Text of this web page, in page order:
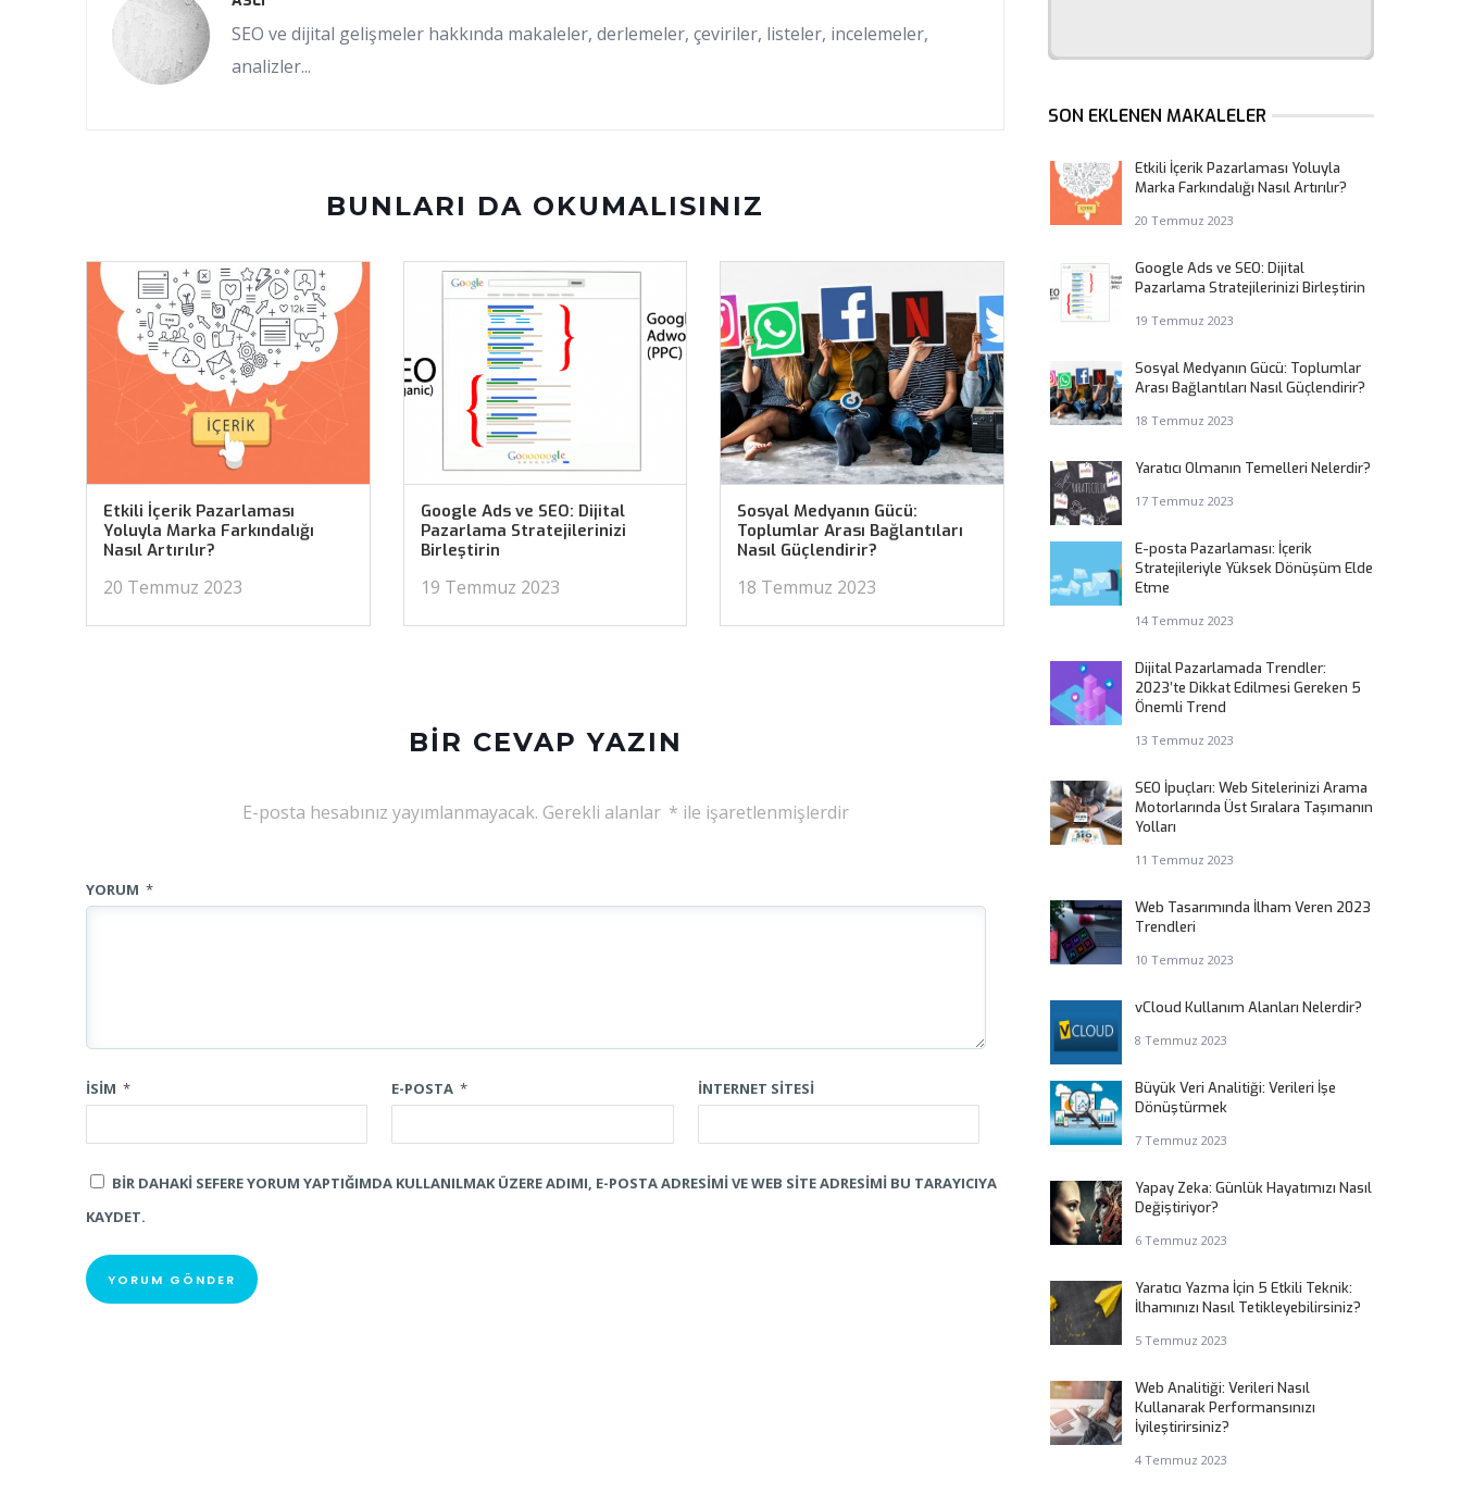
SEO ve dijital gelişmeler hakkında makaleler, derlemeler, çeviriler, listeler, incelemeler,
analizler...
BUNLARI DA OKUMALISINIZ
Etkili İçerik Pazarlaması
Yoluyla Marka Farkındalığı
Nasıl Artırılır?
20 Temmuz 2023
Google Ads ve SEO: Dijital
Pazarlama Stratejilerinizi
Birleştirin
19 Temmuz 2023
Sosyal Medyanın Gücü:
Toplumlar Arası Bağlantıları
Nasıl Güçlendirir?
18 Temmuz 2023
BIR CEVAP YAZIN
E-posta hesabınız yayımlanmayacak. Gerekli alanlar * ile işaretlenmişlerdir
YORUM *
İSIM * E-POSTA * İNTERNET SITESI
BIR DAHAKI SEFERE YORUM YAPTIĞIMDA KULLANILMAK ÜZERE ADIMI, E-POSTA ADRESIMI VE WEB SITE ADRESIMI BU TARAYICIYA
KAYDET.
SON EKLENEN MAKALELER
Etkili İçerik Pazarlaması Yoluyla
Marka Farkındalığı Nasıl Artırılır?
20 Temmuz 2023
Google Ads ve SEO: Dijital
Pazarlama Stratejilerinizi Birleştirin
19 Temmuz 2023
Sosyal Medyanın Gücü: Toplumlar
Arası Bağlantıları Nasıl Güçlendirir?
18 Temmuz 2023
Yaratıcı Olmanın Temelleri Nelerdir?
17 Temmuz 2023
E-posta Pazarlaması: İçerik
Stratejileriyle Yüksek Dönüşüm Elde
Etme
14 Temmuz 2023
Dijital Pazarlamada Trendler:
2023’te Dikkat Edilmesi Gereken 5
Önemli Trend
13 Temmuz 2023
SEO İpuçları: Web Sitelerinizi Arama
Motorlarında Üst Sıralara Taşımanın
Yolları
11 Temmuz 2023
Web Tasarımında İlham Veren 2023
Trendleri
10 Temmuz 2023
vCloud Kullanım Alanları Nelerdir?
8 Temmuz 2023
Büyük Veri Analitiği: Verileri İşe
Dönüştürmek
7 Temmuz 2023
Yapay Zeka: Günlük Hayatımızı Nasıl
Değiştiriyor?
6 Temmuz 2023
Yaratıcı Yazma İçin 5 Etkili Teknik:
İlhamınızı Nasıl Tetikleyebilirsiniz?
5 Temmuz 2023
Web Analitiği: Verileri Nasıl
Kullanarak Performansınızı
İyileştirirsiniz?
4 Temmuz 2023